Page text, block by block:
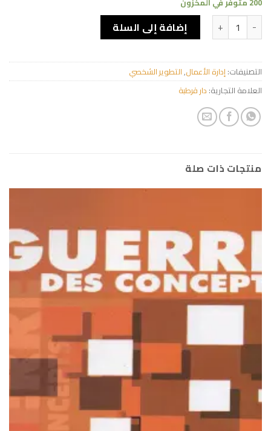
كمية تنمية الموارد البشريةإضافة إلى السلة
التصنيفات: إدارة الأعمال,التطوير الشخصي
العلامة التجارية: دار قرطبة
منتجات ذات صلة